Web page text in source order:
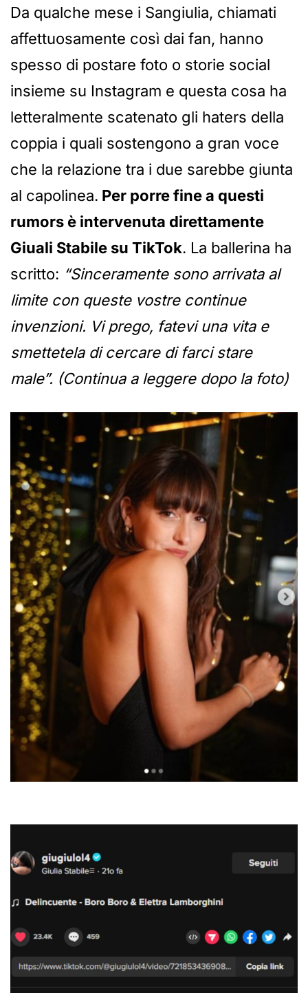
Da qualche mese i Sangiulia, chiamati
affettuosamente così dai fan, hanno
spesso di postare foto o storie social
insieme su Instagram e questa cosa ha
letteralmente scatenato gli haters della
coppia i quali sostengono a gran voce
che la relazione tra i due sarebbe giunta
al capolinea. Per porre fine a questi
rumors è intervenuta direttamente
Giuali Stabile su TikTok. La ballerina ha
scritto: “Sinceramente sono arrivata al
limite con queste vostre continue
invenzioni. Vi prego, fatevi una vita e
smettetela di cercare di farci stare
male”. (Continua a leggere dopo la foto)